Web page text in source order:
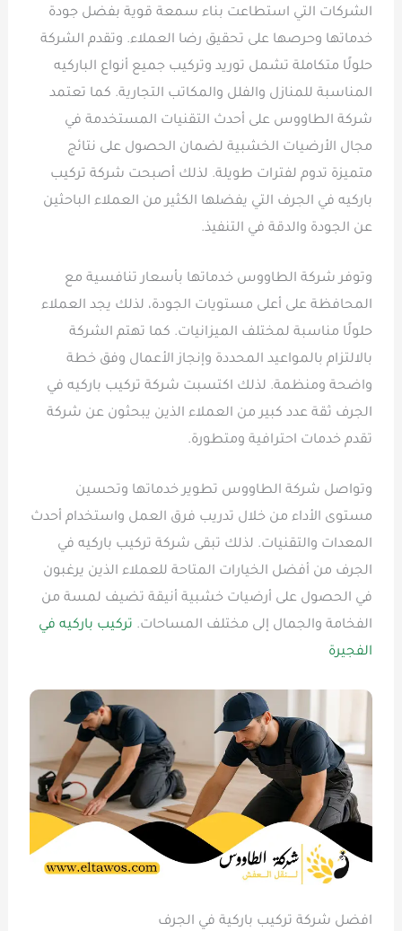
الشركات التي استطاعت بناء سمعة قوية بفضل جودة
خدماتها وحرصها على تحقيق رضا العملاء. وتقدم الشركة
حلولًا متكاملة تشمل توريد وتركيب جميع أنواع الباركيه
المناسبة للمنازل والفلل والمكاتب التجارية. كما تعتمد
شركة الطاووس على أحدث التقنيات المستخدمة في
مجال الأرضيات الخشبية لضمان الحصول على نتائج
متميزة تدوم لفترات طويلة. لذلك أصبحت شركة تركيب
باركيه في الجرف التي يفضلها الكثير من العملاء الباحثين
عن الجودة والدقة في التنفيذ.
وتوفر شركة الطاووس خدماتها بأسعار تنافسية مع
المحافظة على أعلى مستويات الجودة، لذلك يجد العملاء
حلولًا مناسبة لمختلف الميزانيات. كما تهتم الشركة
بالالتزام بالمواعيد المحددة وإنجاز الأعمال وفق خطة
واضحة ومنظمة. لذلك اكتسبت شركة تركيب باركيه في
الجرف ثقة عدد كبير من العملاء الذين يبحثون عن شركة
تقدم خدمات احترافية ومتطورة.
وتواصل شركة الطاووس تطوير خدماتها وتحسين
مستوى الأداء من خلال تدريب فرق العمل واستخدام أحدث
المعدات والتقنيات. لذلك تبقى شركة تركيب باركيه في
الجرف من أفضل الخيارات المتاحة للعملاء الذين يرغبون
في الحصول على أرضيات خشبية أنيقة تضيف لمسة من
الفخامة والجمال إلى مختلف المساحات. تركيب باركيه في
الفجيرة
افضل شركة تركيب باركية في الجرف